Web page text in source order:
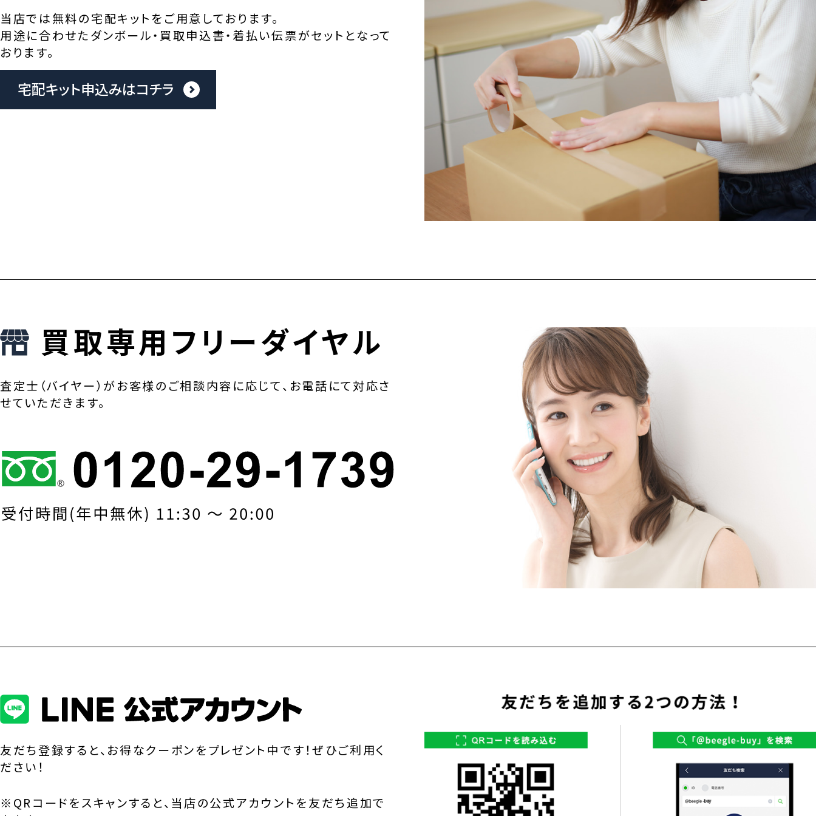
当店では無料の宅配キットをご用意しております。
用途に合わせたダンボール・買取申込書・着払い伝票がセットとなって
おります。
宅配キット申込みはコチラ
買取専用フリーダイヤル
査定士（バイヤー）がお客様のご相談内容に応じて、お電話にて対応さ
せていただきます。
友だち登録すると、お得なクーポンをプレゼント中です！ぜひご利用く
ださい！
※QRコードをスキャンすると、当店の公式アカウントを友だち追加で